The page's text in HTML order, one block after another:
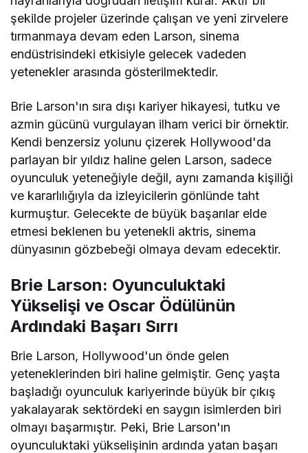
şekilde projeler üzerinde çalışan ve yeni zirvelere
tırmanmaya devam eden Larson, sinema
endüstrisindeki etkisiyle gelecek vadeden
yetenekler arasında gösterilmektedir.
Brie Larson'ın sıra dışı kariyer hikayesi, tutku ve
azmin gücünü vurgulayan ilham verici bir örnektir.
Kendi benzersiz yolunu çizerek Hollywood'da
parlayan bir yıldız haline gelen Larson, sadece
oyunculuk yeteneğiyle değil, aynı zamanda kişiliği
ve kararlılığıyla da izleyicilerin gönlünde taht
kurmuştur. Gelecekte de büyük başarılar elde
etmesi beklenen bu yetenekli aktris, sinema
dünyasının gözbebeği olmaya devam edecektir.
Brie Larson: Oyunculuktaki
Yükselişi ve Oscar Ödülünün
Ardındaki Başarı Sırrı
Brie Larson, Hollywood'un önde gelen
yeteneklerinden biri haline gelmiştir. Genç yaşta
başladığı oyunculuk kariyerinde büyük bir çıkış
yakalayarak sektördeki en saygın isimlerden biri
olmayı başarmıştır. Peki, Brie Larson'ın
oyunculuktaki yükselişinin ardında yatan başarı